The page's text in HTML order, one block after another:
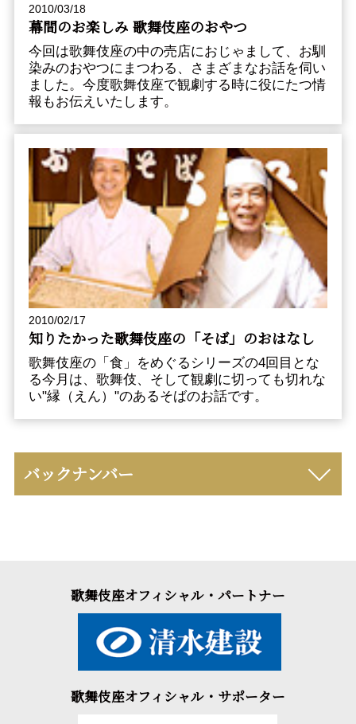
2010/03/18
幕間のお楽しみ 歌舞伎座のおやつ
今回は歌舞伎座の中の売店におじゃまして、お馴
染みのおやつにまつわる、さまざまなお話を伺い
ました。今度歌舞伎座で観劇する時に役にたつ情
報もお伝えいたします。
2010/02/17
知りたかった歌舞伎座の「そば」のおはなし
歌舞伎座の「食」をめぐるシリーズの4回目とな
る今月は、歌舞伎、そして観劇に切っても切れな
い"縁（えん）"のあるそばのお話です。
バックナンバー
歌舞伎座オフィシャル・パートナー
歌舞伎座オフィシャル・サポーター